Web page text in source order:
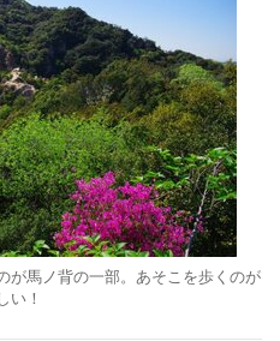
が馬ノ背の一部。あそこを歩くのが
い！